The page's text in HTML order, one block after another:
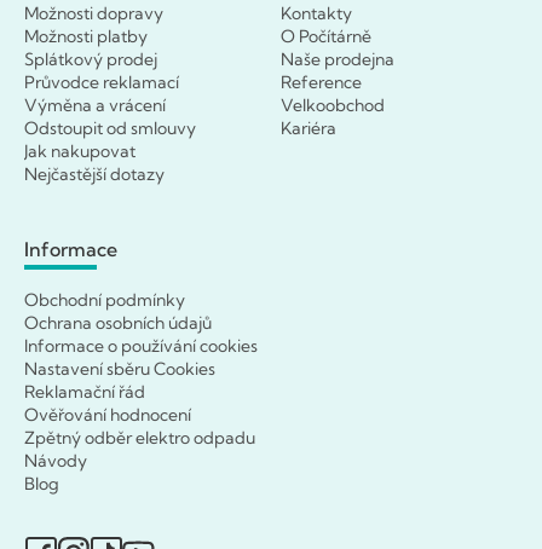
Možnosti dopravy
Možnosti platby
Splátkový prodej
Průvodce reklamací
Výměna a vrácení
Odstoupit od smlouvy
Jak nakupovat
Nejčastější dotazy
Kontakty
O Počítárně
Naše prodejna
Reference
Velkoobchod
Kariéra
Informace
Obchodní podmínky
Ochrana osobních údajů
Informace o používání cookies
Nastavení sběru Cookies
Reklamační řád
Ověřování hodnocení
Zpětný odběr elektro odpadu
Návody
Blog